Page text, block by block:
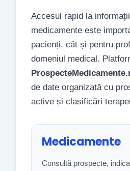
Accesul rapid la
medicamente este
pacienți, cât și pentru
domeniul medical.
de date organizată cu
active și clasificări
Medicamente
Consultă prospecte,